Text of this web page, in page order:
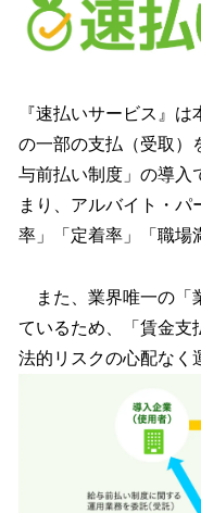
『速払いサービス』
の一部の支払（受取）
与前払い制度」の導入
まり、アルバイト・パ
率」「定着率」「職場
また、業界唯一の「
ているため、「賃金支
法的リスクの心配なく